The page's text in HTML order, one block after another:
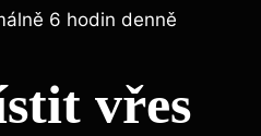
6 hodin denně
vřes